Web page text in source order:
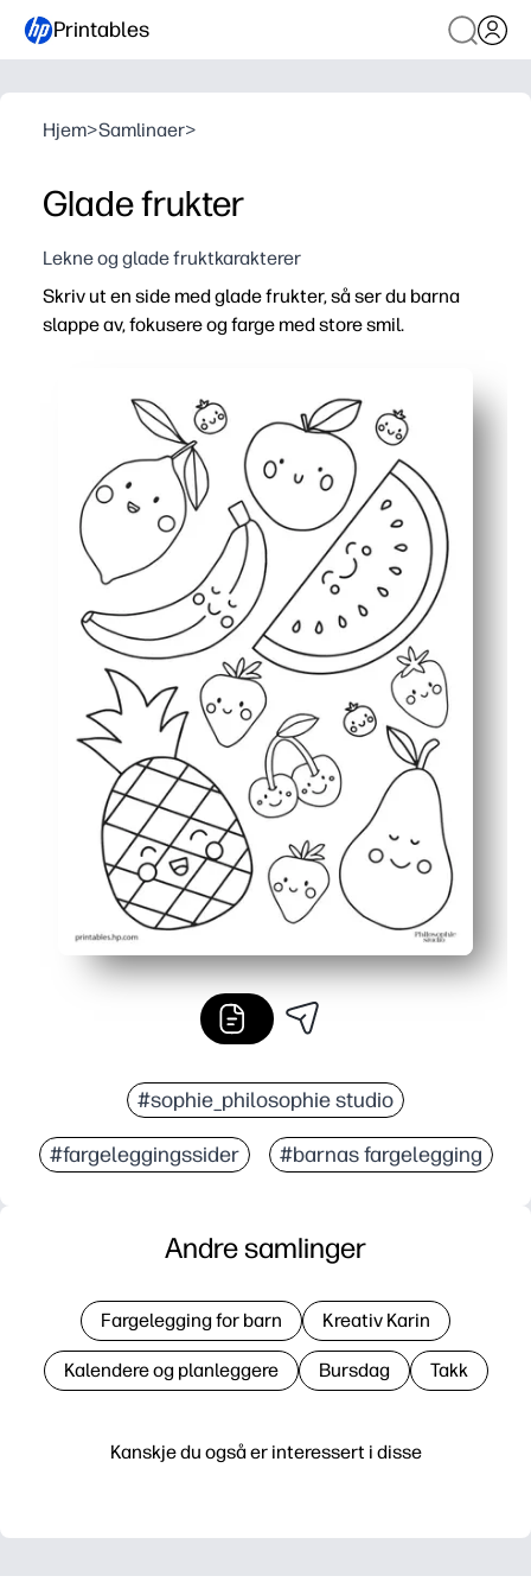
Printables
Hjem>Samlinaer>
Glade frukter
Lekne og glade fruktkarakterer
Skriv ut en side med glade frukter, så ser du barna
slappe av, fokusere og farge med store smil.
Engasjerer seg raskt - søte ansikter og gjentatte
Bygger ferdigheter - finmotorisk styrke,
Fremmer sunne samtaler - bruk fruktene til å chatte
#sophie_philosophie studio
#fargeleggingssider #barnas fargelegging
Kanskje du også er interessert i disse
Andre samlinger
Fargelegging for barn Kreativ Karin
Kalendere og planleggere Bursdag Takk